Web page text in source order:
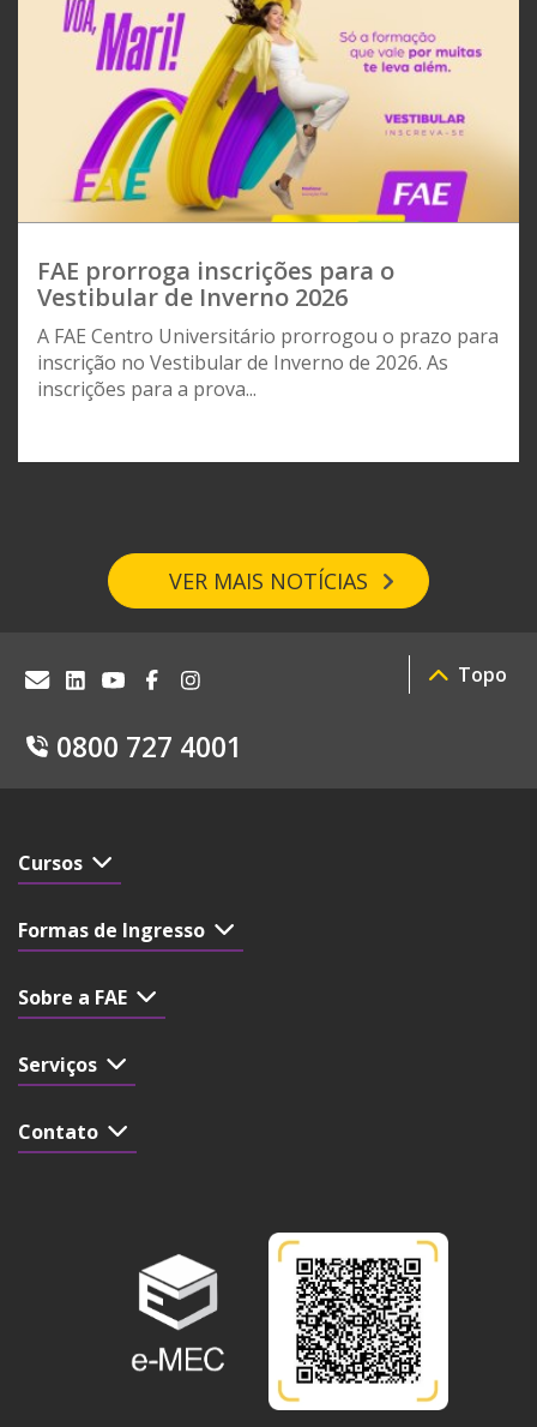
FAE prorroga inscrições para o
Vestibular de Inverno 2026
A FAE Centro Universitário prorrogou o prazo para
inscrição no Vestibular de Inverno de 2026. As
inscrições para a prova...
VER MAIS NOTÍCIAS
0800 727 4001
Topo
Cursos
Formas de Ingresso
Sobre a FAE
Serviços
Contato